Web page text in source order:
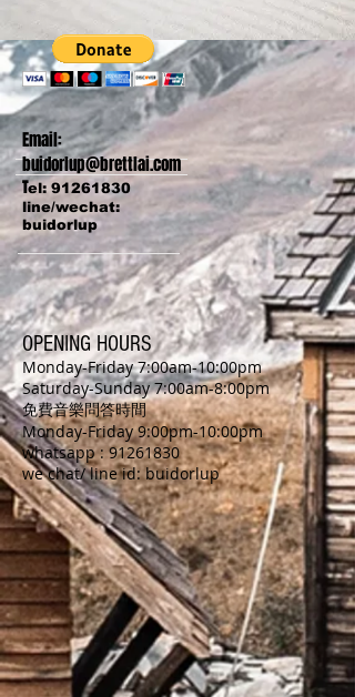
Email:
buidorlup@brettlai.com
Tel: 91261830
line/wechat:
buidorlup
OPENING HOURS
Monday-Friday 7:00am-10:00pm
​Saturday-Sunday 7:00am-8:00pm
免費音樂問答時間
Monday-Friday 9:00pm-10:00pm
whatsapp :91261830
we chat/ line id: buidorlup